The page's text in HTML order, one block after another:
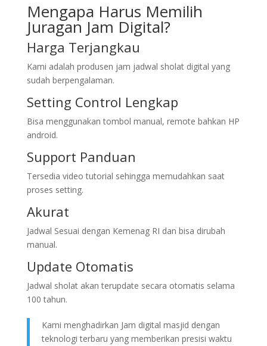
Mengapa Harus Memilih
Juragan Jam Digital?
Harga Terjangkau
Kami adalah produsen jam jadwal sholat digital yang
sudah berpengalaman.
Setting Control Lengkap
Bisa menggunakan tombol manual, remote bahkan HP
android.
Support Panduan
Tersedia video tutorial sehingga memudahkan saat
proses setting.
Akurat
Jadwal Sesuai dengan Kemenag RI dan bisa dirubah
manual.
Update Otomatis
Jadwal sholat akan terupdate secara otomatis selama
100 tahun.
Kami menghadirkan Jam digital masjid dengan
teknologi terbaru yang memberikan presisi waktu